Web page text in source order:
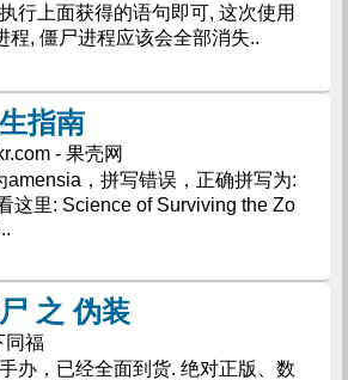
上面获得的语句即可, 这次使用
程, 僵尸进程应该会全部消失..
指南
- 果壳网
amensia，拼写错误，正确拼写为:
这里: Science of Surviving the Zo
之 伪装
同福
办，已经全面到货. 绝对正版、数